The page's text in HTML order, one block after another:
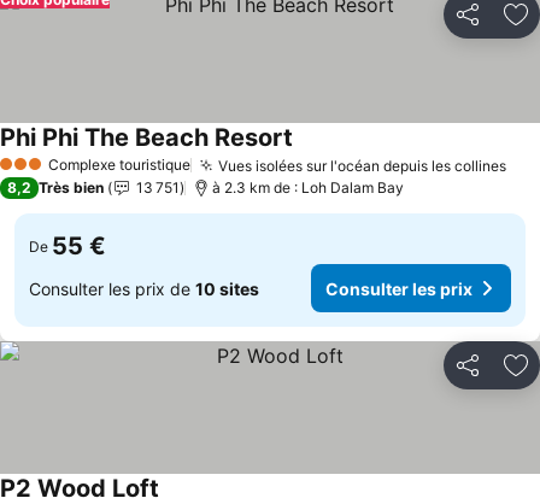
Partager
3 ÉtoilesComplexe touristique Vues isolées sur l'océan depuis les collines
Phi Phi The Beach Resort
8,2 Très bien 13 751 à 2.3 km de : Loh Dalam Bay
De 55 €
Consulter les prix de 10 sites Consulter les prix
Partager
P2 Wood Loft